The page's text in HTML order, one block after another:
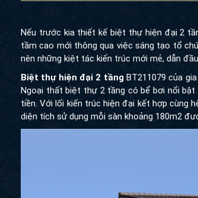
Nếu trước kia thiết kế biệt thự hiện đại 2
tầm cao mới thông qua việc sáng tạo tổ
nên những kiệt tác kiến trúc mới mẻ, dẫn
Biệt thự hiện đại 2 tầngBT211079 của
Ngoại thất biệt thự 2 tầng có bể bơi nổi
tiền. Với lối kiến trúc hiện đại kết hợp cùng
diện tích sử dụng mỗi sàn khoảng 180m2